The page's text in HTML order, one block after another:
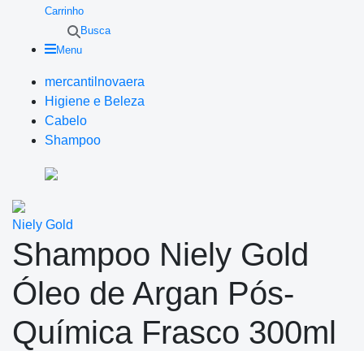
Carrinho
Busca
Menu
mercantilnovaera
Higiene e Beleza
Cabelo
Shampoo
Niely Gold
Shampoo Niely Gold
Óleo de Argan Pós-
Química Frasco 300ml